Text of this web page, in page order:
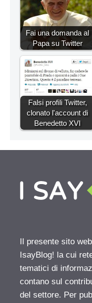
Fai una domanda al
Papa su Twitter
Falsi profili Twitter,
clonato l'account di
Benedetto XVI
Il presente sito
IsayBlog! la cui
tematici di
contano sul
del settore. Per